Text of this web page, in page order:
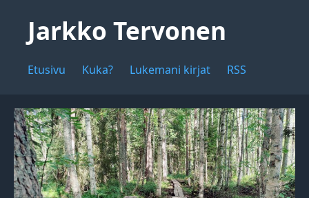
Jarkko Tervonen
Etusivu Kuka? Lukemani kirjat RSS